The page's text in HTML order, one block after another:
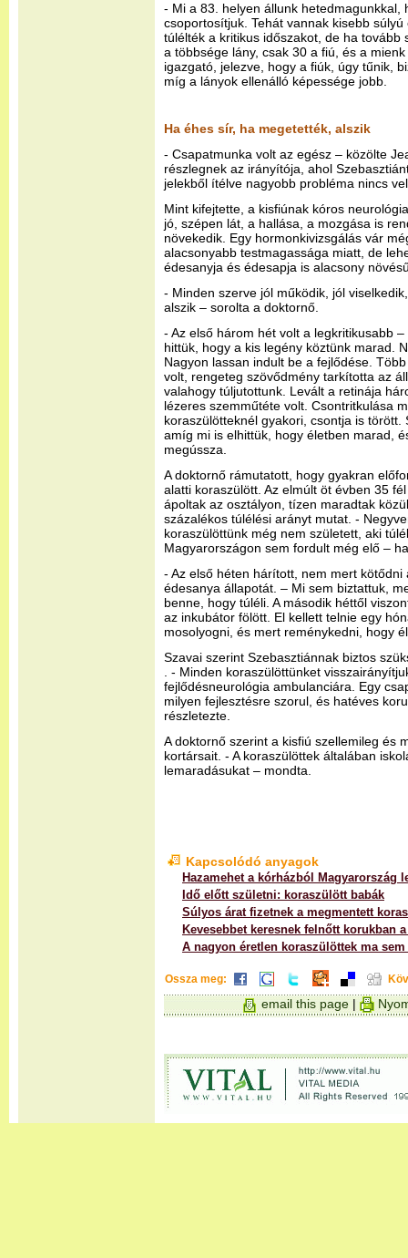
- Mi a 83. helyen állunk hetedmagunkkal,
csoportosítjuk. Tehát vannak kisebb
túlélték a kritikus időszakot, de ha tovább
a többsége lány, csak 30 a fiú, és a
igazgató, jelezve, hogy a fiúk, úgy tűnik,
míg a lányok ellenálló képessége jobb.
Ha éhes sír, ha megetették, alszik
- Csapatmunka volt az egész – közölte
részlegnek az irányítója, ahol
jelekből ítélve nagyobb probléma nincs
Mint kifejtette, a kisfiúnak kóros
jó, szépen lát, a hallása, a mozgása is
növekedik. Egy hormonkivizsgálás vár
alacsonyabb testmagassága miatt, de
édesanyja és édesapja is alacsony
- Minden szerve jól működik, jól
alszik – sorolta a doktornő.
- Az első három hét volt a legkritikusabb
hittük, hogy a kis legény köztünk marad.
Nagyon lassan indult be a fejlődése.
volt, rengeteg szövődmény tarkította az
valahogy túljutottunk. Levált a retinája
lézeres szemműtéte volt. Csontritkulása
koraszülötteknél gyakori, csontja is törött.
amíg mi is elhittük, hogy életben marad,
megússza.
A doktornő rámutatott, hogy gyakran
alatti koraszülött. Az elmúlt öt évben 35
ápoltak az osztályon, tízen maradtak
százalékos túlélési arányt mutat. -
koraszülöttünk még nem született, aki
Magyarországon sem fordult még elő –
- Az első héten hárított, nem mert
édesanya állapotát. – Mi sem biztattuk,
benne, hogy túléli. A második héttől
az inkubátor fölött. El kellett telnie egy
mosolyogni, és mert reménykedni, hogy
Szavai szerint Szebasztiánnak biztos
. - Minden koraszülöttünket
fejlődésneurológia ambulanciára. Egy
milyen fejlesztésre szorul, és hatéves
részletezte.
A doktornő szerint a kisfiú szellemileg és
kortársait. - A koraszülöttek általában
lemaradásukat – mondta.
Kapcsolódó anyagok
Hazamehet a kórházból Magyarország
Idő előtt születni: koraszülött babák
Súlyos árat fizetnek a megmentett
Kevesebbet keresnek felnőtt korukban
A nagyon éretlen koraszülöttek ma
Ossza meg:
email this page |